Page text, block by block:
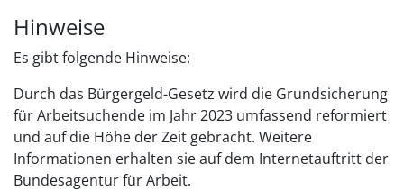
Hinweise
Es gibt folgende Hinweise:
Durch das Bürgergeld-Gesetz wird die Grundsicherung
für Arbeitsuchende im Jahr 2023 umfassend reformiert
und auf die Höhe der Zeit gebracht. Weitere
Informationen erhalten sie auf dem Internetauftritt der
Bundesagentur für Arbeit.